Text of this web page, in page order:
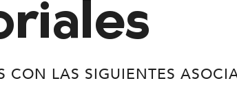
CON LAS SIGUIENTES